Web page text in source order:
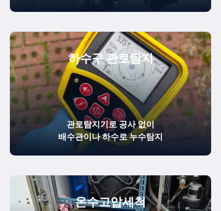
하수구 관로탐지
관로탐지기로 공사 없이
배수관이나 하수로 누수탐지
온수고압세척